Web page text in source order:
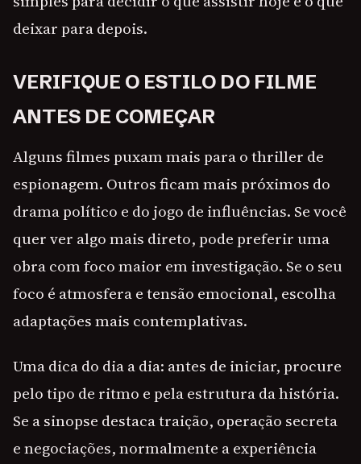
deixar para depois.
VERIFIQUE O ESTILO DO FILME
ANTES DE COMEÇAR
Alguns filmes puxam mais para o thriller de
espionagem. Outros ficam mais próximos do
drama político e do jogo de influências. Se você
quer ver algo mais direto, pode preferir uma
obra com foco maior em investigação. Se o seu
foco é atmosfera e tensão emocional, escolha
adaptações mais contemplativas.
Uma dica do dia a dia: antes de iniciar, procure
pelo tipo de ritmo e pela estrutura da história.
Se a sinopse destaca traição, operação secreta
e negociações, normalmente a experiência